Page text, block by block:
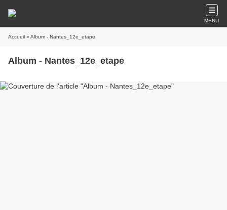
MENU
Accueil » Album - Nantes_12e_etape
Album - Nantes_12e_etape